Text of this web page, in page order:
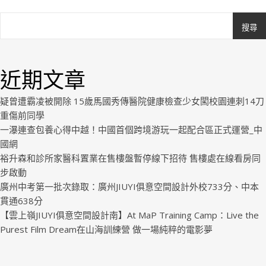
搜尋
近期文章
疑曾遭霸凌被開除 15歲馬國秀傳醫院健康檢查少女闖校園連刺14刀
重傷前同學
一瀑連查包養心得中越！中國首個跨境游玩一起配合區正式運營_中
國網
裕升森和診所家醫科置業在售樓盤暫停線下招待 售樓處在線看房同
步啟動
廣州中考第一批次錄取：廣州JIUYI俱意空間設計外校733分、中本
貫通638分
【雲上嶺JIUYI俱意空間設計南】At MaP Training Camp：Live the
Purest Film Dream在山海訓練營 做一場純粹的電影夢
Royal.